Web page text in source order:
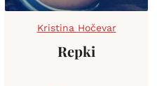
Kristina Hočevar
Repki